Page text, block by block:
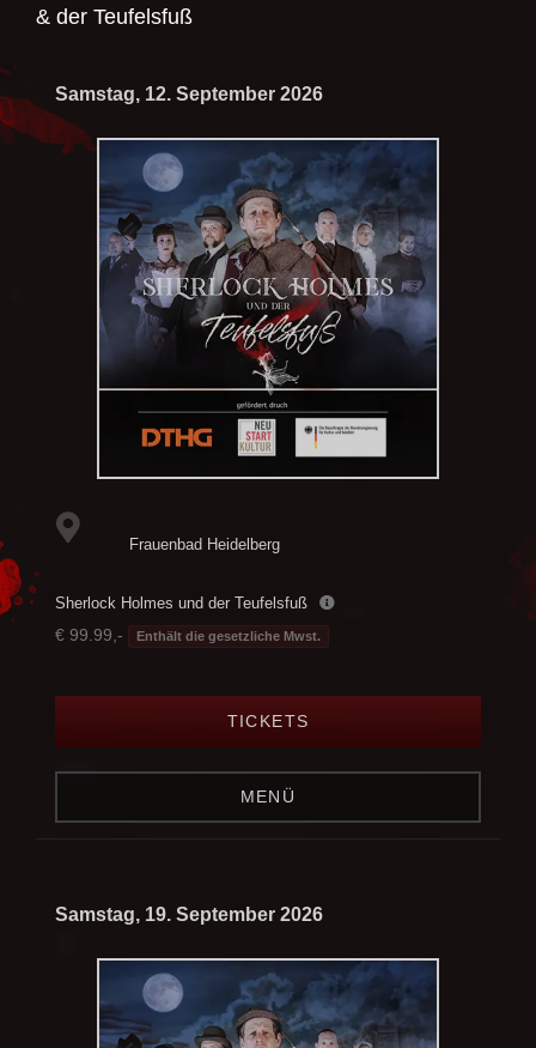
& der Teufelsfuß
Samstag, 12. September 2026
Frauenbad Heidelberg
Sherlock Holmes und der Teufelsfuß
€ 99.99,- Enthält die gesetzliche Mwst.
TICKETS
MENÜ
Samstag, 19. September 2026